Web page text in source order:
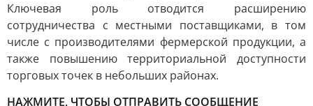
Ключевая роль отводится расширению
сотрудничества с местными поставщиками, в том
числе с производителями фермерской продукции, а
также повышению территориальной доступности
торговых точек в небольших районах.
НАЖМИТЕ, ЧТОБЫ ОТПРАВИТЬ СООБЩЕНИЕ